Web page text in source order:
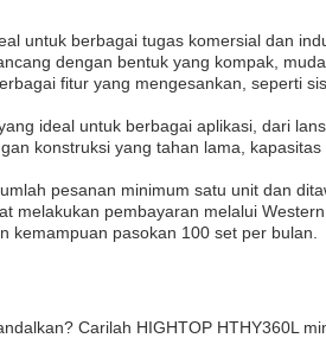
untuk berbagai tugas komersial dan
dengan bentuk yang kompak,
fitur yang mengesankan, seperti
ideal untuk berbagai aplikasi, dari
konstruksi yang tahan lama,
pesanan minimum satu unit dan
melakukan pembayaran melalui
kemampuan pasokan 100 set per bulan.
Carilah HIGHTOP HTHY360L